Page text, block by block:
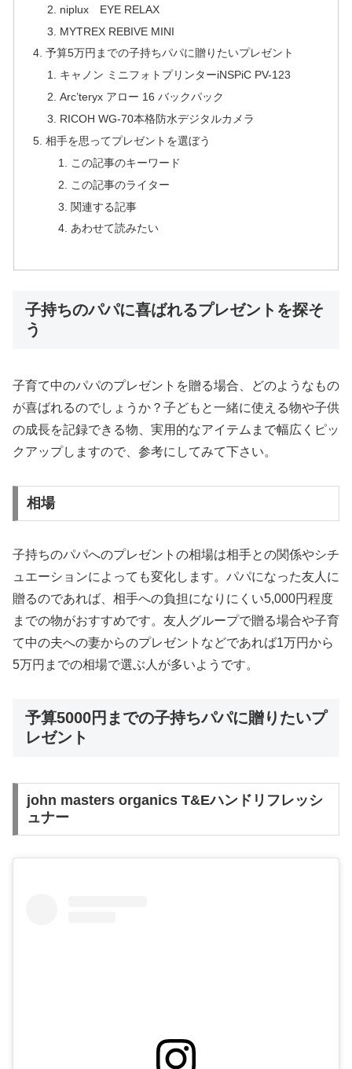
niplux EYE RELAX
MYTREX REBIVE MINI
予算5万円までの子持ちパパに贈りたいプレゼント
キャノン ミニフォトプリンターiNSPiC PV-123
Arc’teryx アロー 16 バックパック
RICOH WG-70本格防水デジタルカメラ
相手を思ってプレゼントを選ぼう
この記事のキーワード
この記事のライター
関連する記事
あわせて読みたい
子持ちのパパに喜ばれるプレゼントを探そ
う
子育て中のパパのプレゼントを贈る場合、どのようなもの
が喜ばれるのでしょうか？子どもと一緒に使える物や子供
の成長を記録できる物、実用的なアイテムまで幅広くピッ
クアップしますので、参考にしてみて下さい。
相場
子持ちのパパへのプレゼントの相場は相手との関係やシチ
ュエーションによっても変化します。パパになった友人に
贈るのであれば、相手への負担になりにくい5,000円程度
までの物がおすすめです。友人グループで贈る場合や子育
て中の夫への妻からのプレゼントなどであれば1万円から
5万円までの相場で選ぶ人が多いようです。
予算5000円までの子持ちパパに贈りたいプ
レゼント
john masters organics T&Eハンドリフレッシ
ュナー